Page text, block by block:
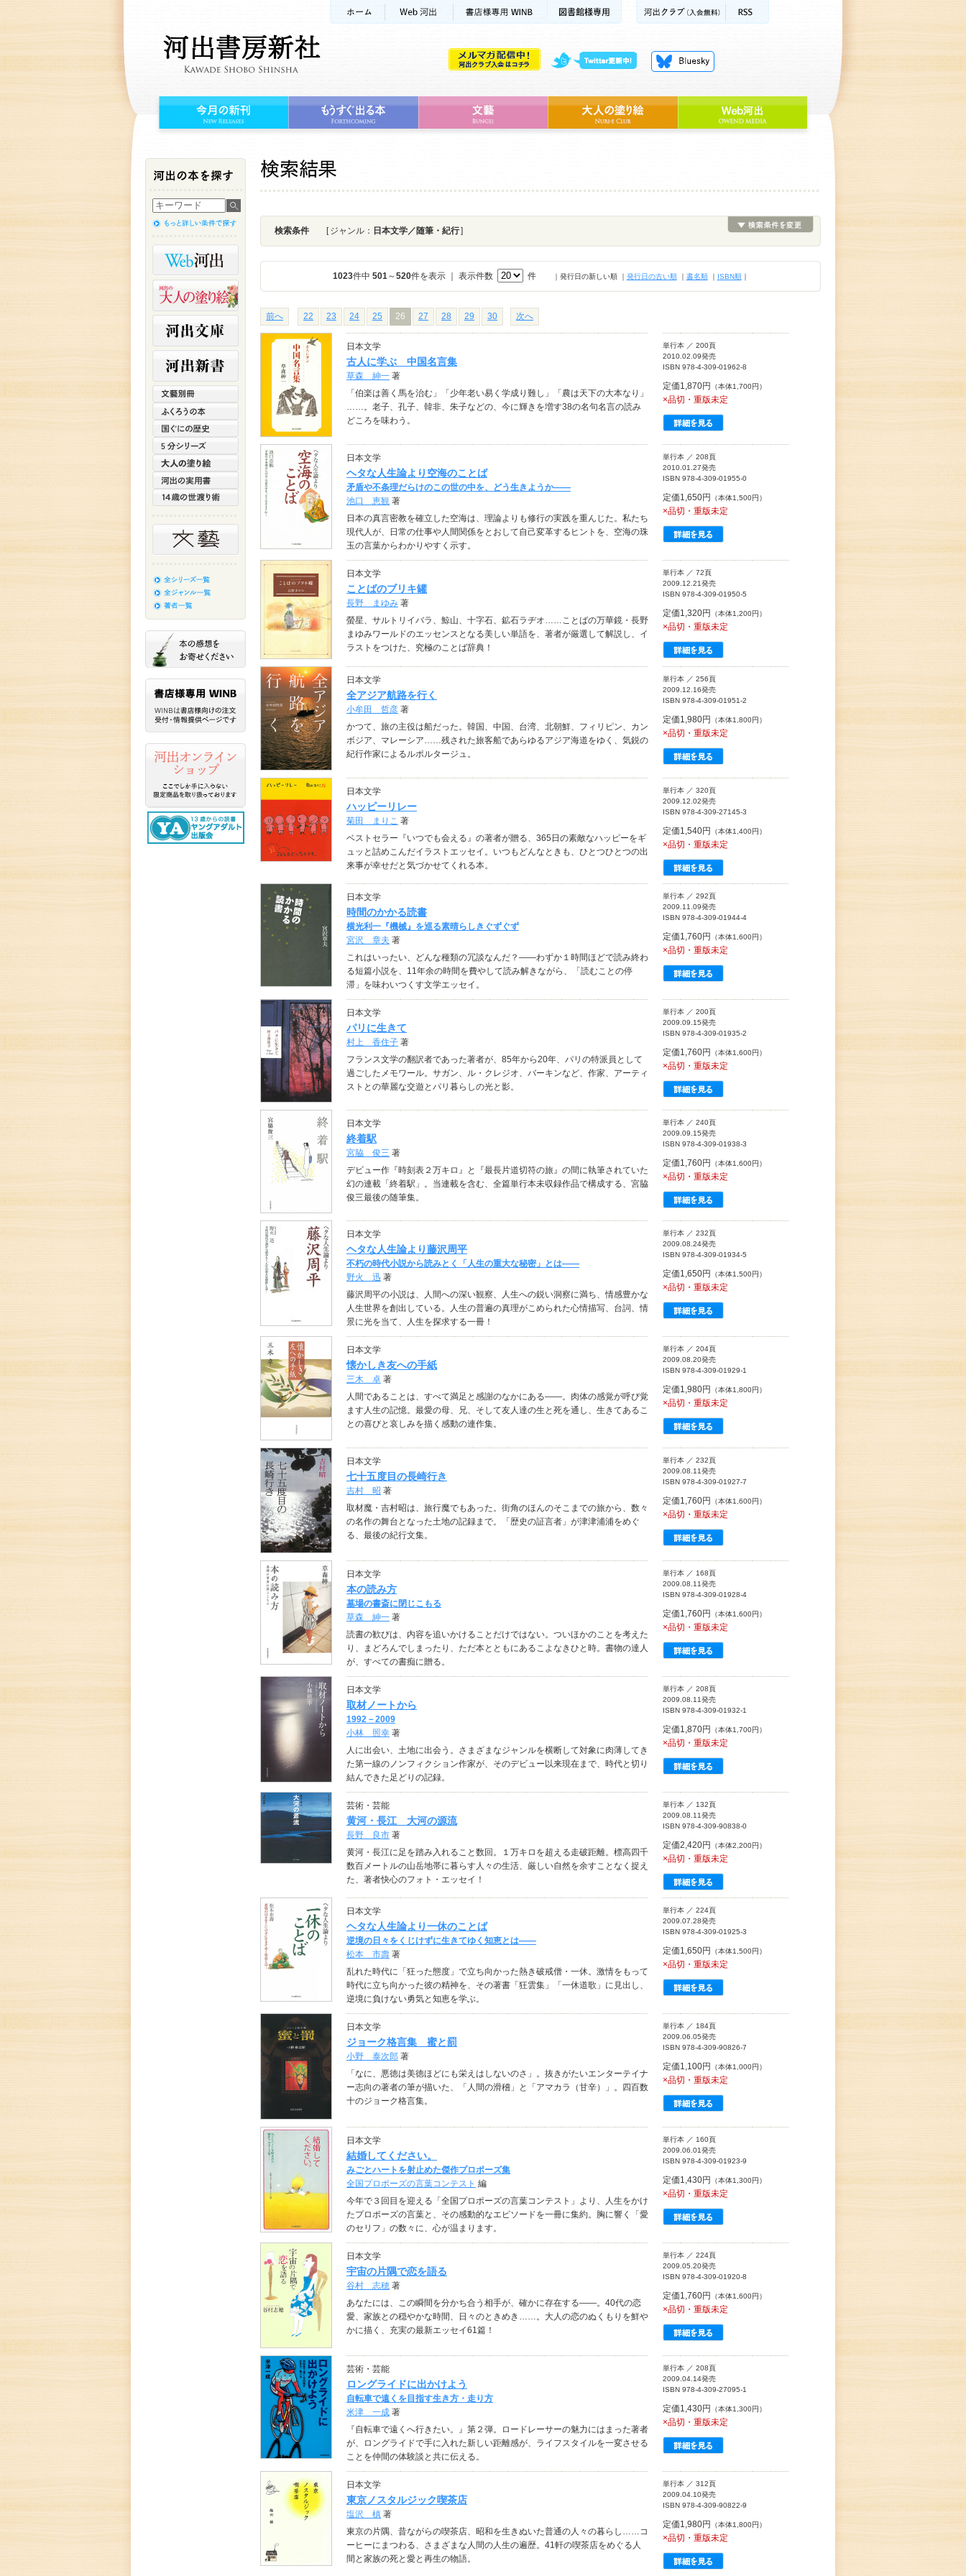
検索条件 [ ジャンル： 日本文学／随筆・紀行]
1023件中 501～520件を表示 ｜ 表示件数 件 ｜発行日の新しい順 ｜ 発行日の古い順 ｜ 書名順 ｜ ISBN順｜
前へ 22 23 24 25 26 27 28 29 30 次へ
日本文学
古人に学ぶ 中国名言集
草森 紳一 著
「伯楽は善く馬を治む」「少年老い易く学成り難し」「農は天下の大本なり」
……。老子、孔子、韓非、朱子などの、今に輝きを増す38の名句名言の読み
どころを味わう。
単行本 ／ 200頁
2010.02.09発売
ISBN 978-4-309-01962-8
定価1,870円 （本体1,700円）
×品切・重版未定
日本文学
ヘタな人生論より空海のことば
矛盾や不条理だらけのこの世の中を、どう生きようか――
池口 恵観 著
日本の真言密教を確立した空海は、理論よりも修行の実践を重んじた。私たち
現代人が、日常の仕事や人間関係をとおして自己変革するヒントを、空海の珠
玉の言葉からわかりやすく示す。
単行本 ／ 208頁
2010.01.27発売
ISBN 978-4-309-01955-0
定価1,650円 （本体1,500円）
×品切・重版未定
日本文学
ことばのブリキ罐
長野 まゆみ 著
螢星、サルトリイバラ、鯨山、十字石、鉱石ラヂオ……ことばの万華鏡・長野
まゆみワールドのエッセンスとなる美しい単語を、著者が厳選して解説し、イ
ラストをつけた、究極のことば辞典！
単行本 ／ 72頁
2009.12.21発売
ISBN 978-4-309-01950-5
定価1,320円 （本体1,200円）
×品切・重版未定
日本文学
全アジア航路を行く
小牟田 哲彦 著
かつて、旅の主役は船だった。韓国、中国、台湾、北朝鮮、フィリピン、カン
ボジア、マレーシア……残された旅客船であらゆるアジア海道をゆく、気鋭の
紀行作家によるルポルタージュ。
単行本 ／ 256頁
2009.12.16発売
ISBN 978-4-309-01951-2
定価1,980円 （本体1,800円）
×品切・重版未定
日本文学
ハッピーリレー
菊田 まりこ 著
ベストセラー『いつでも会える』の著者が贈る、365日の素敵なハッピーをギ
ュッと詰めこんだイラストエッセイ。いつもどんなときも、ひとつひとつの出
来事が幸せだと気づかせてくれる本。
単行本 ／ 320頁
2009.12.02発売
ISBN 978-4-309-27145-3
定価1,540円 （本体1,400円）
×品切・重版未定
日本文学
時間のかかる読書
横光利一『機械』を巡る素晴らしきぐずぐず
宮沢 章夫 著
これはいったい、どんな種類の冗談なんだ？――わずか１時間ほどで読み終わ
る短篇小説を、11年余の時間を費やして読み解きながら、「読むことの停
滞」を味わいつくす文学エッセイ。
単行本 ／ 292頁
2009.11.09発売
ISBN 978-4-309-01944-4
定価1,760円 （本体1,600円）
×品切・重版未定
日本文学
パリに生きて
村上 香住子 著
フランス文学の翻訳者であった著者が、85年から20年、パリの特派員として
過ごしたメモワール。サガン、ル・クレジオ、バーキンなど、作家、アーティ
ストとの華麗な交遊とパリ暮らしの光と影。
単行本 ／ 200頁
2009.09.15発売
ISBN 978-4-309-01935-2
定価1,760円 （本体1,600円）
×品切・重版未定
日本文学
終着駅
宮脇 俊三 著
デビュー作『時刻表２万キロ』と『最長片道切符の旅』の間に執筆されていた
幻の連載「終着駅」。当連載を含む、全篇単行本未収録作品で構成する、宮脇
俊三最後の随筆集。
単行本 ／ 240頁
2009.09.15発売
ISBN 978-4-309-01938-3
定価1,760円 （本体1,600円）
×品切・重版未定
日本文学
ヘタな人生論より藤沢周平
不朽の時代小説から読みとく「人生の重大な秘密」とは――
野火 迅 著
藤沢周平の小説は、人間への深い観察、人生への鋭い洞察に満ち、情感豊かな
人生世界を創出している。人生の普遍の真理がこめられた心情描写、台詞、情
景に光を当て、人生を探求する一冊！
単行本 ／ 232頁
2009.08.24発売
ISBN 978-4-309-01934-5
定価1,650円 （本体1,500円）
×品切・重版未定
日本文学
懐かしき友への手紙
三木 卓 著
人間であることは、すべて満足と感謝のなかにある――。肉体の感覚が呼び覚
ます人生の記憶。最愛の母、兄、そして友人達の生と死を通し、生きてあるこ
との喜びと哀しみを描く感動の連作集。
単行本 ／ 204頁
2009.08.20発売
ISBN 978-4-309-01929-1
定価1,980円 （本体1,800円）
×品切・重版未定
日本文学
七十五度目の長崎行き
吉村 昭 著
取材魔・吉村昭は、旅行魔でもあった。街角のほんのそこまでの旅から、数々
の名作の舞台となった土地の記録まで。「歴史の証言者」が津津浦浦をめぐ
る、最後の紀行文集。
単行本 ／ 232頁
2009.08.11発売
ISBN 978-4-309-01927-7
定価1,760円 （本体1,600円）
×品切・重版未定
日本文学
本の読み方
墓場の書斎に閉じこもる
草森 紳一 著
読書の歓びは、内容を追いかけることだけではない。ついほかのことを考えた
り、まどろんでしまったり、ただ本とともにあるこよなきひと時。書物の達人
が、すべての書痴に贈る。
単行本 ／ 168頁
2009.08.11発売
ISBN 978-4-309-01928-4
定価1,760円 （本体1,600円）
×品切・重版未定
日本文学
取材ノートから
1992－2009
小林 照幸 著
人に出会い、土地に出会う。さまざまなジャンルを横断して対象に肉薄してき
た第一線のノンフィクション作家が、そのデビュー以来現在まで、時代と切り
結んできた足どりの記録。
単行本 ／ 208頁
2009.08.11発売
ISBN 978-4-309-01932-1
定価1,870円 （本体1,700円）
×品切・重版未定
芸術・芸能
黄河・長江 大河の源流
長野 良市 著
黄河・長江に足を踏み入れること数回。１万キロを超える走破距離。標高四千
数百メートルの山岳地帯に暮らす人々の生活、厳しい自然を余すことなく捉え
た、著者快心のフォト・エッセイ！
単行本 ／ 132頁
2009.08.11発売
ISBN 978-4-309-90838-0
定価2,420円 （本体2,200円）
×品切・重版未定
日本文学
ヘタな人生論より一休のことば
逆境の日々をくじけずに生きてゆく知恵とは――
松本 市壽 著
乱れた時代に「狂った態度」で立ち向かった熱き破戒僧・一休。激情をもって
時代に立ち向かった彼の精神を、その著書「狂雲集」「一休道歌」に見出し、
逆境に負けない勇気と知恵を学ぶ。
単行本 ／ 224頁
2009.07.28発売
ISBN 978-4-309-01925-3
定価1,650円 （本体1,500円）
×品切・重版未定
日本文学
ジョーク格言集 蜜と罰
小野 泰次郎 著
「なに、悪徳は美徳ほどにも栄えはしないのさ」。抜きがたいエンターテイナ
ー志向の著者の筆が描いた、「人間の滑稽」と「アマカラ（甘辛）」。四百数
十のジョーク格言集。
単行本 ／ 184頁
2009.06.05発売
ISBN 978-4-309-90826-7
定価1,100円 （本体1,000円）
×品切・重版未定
日本文学
結婚してください。
みごとハートを射止めた傑作プロポーズ集
全国プロポーズの言葉コンテスト 編
今年で３回目を迎える「全国プロポーズの言葉コンテスト」より、人生をかけ
たプロポーズの言葉と、その感動的なエピソードを一冊に集約。胸に響く「愛
のセリフ」の数々に、心が温まります。
単行本 ／ 160頁
2009.06.01発売
ISBN 978-4-309-01923-9
定価1,430円 （本体1,300円）
×品切・重版未定
日本文学
宇宙の片隅で恋を語る
谷村 志穂 著
あなたには、この瞬間を分かち合う相手が、確かに存在する――。40代の恋
愛、家族との穏やかな時間、日々のときめき……。大人の恋のぬくもりを鮮や
かに描く、充実の最新エッセイ61篇！
単行本 ／ 224頁
2009.05.20発売
ISBN 978-4-309-01920-8
定価1,760円 （本体1,600円）
×品切・重版未定
芸術・芸能
ロングライドに出かけよう
自転車で遠くを目指す生き方・走り方
米津 一成 著
『自転車で遠くへ行きたい。』第２弾。ロードレーサーの魅力にはまった著者
が、ロングライドで手に入れた新しい距離感が、ライフスタイルを一変させる
ことを仲間の体験談と共に伝える。
単行本 ／ 208頁
2009.04.14発売
ISBN 978-4-309-27095-1
定価1,430円 （本体1,300円）
×品切・重版未定
日本文学
東京ノスタルジック喫茶店
塩沢 槙 著
東京の片隅、昔ながらの喫茶店、昭和を生きぬいた普通の人々の暮らし……コ
ーヒーにまつわる、さまざまな人間の人生の遍歴。41軒の喫茶店をめぐる人
間と家族の死と愛と再生の物語。
単行本 ／ 312頁
2009.04.10発売
ISBN 978-4-309-90822-9
定価1,980円 （本体1,800円）
×品切・重版未定